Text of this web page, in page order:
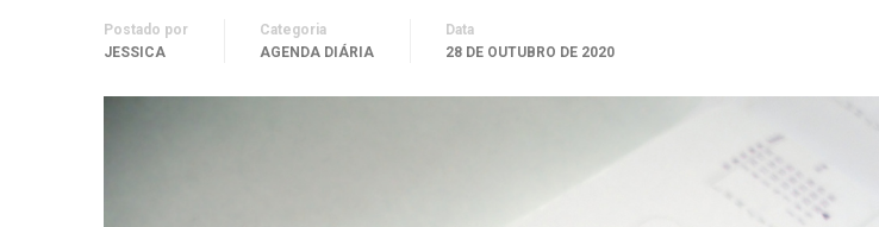
Postado por
JESSICA
Categoria
AGENDA DIÁRIA
Data
28 DE OUTUBRO DE 2020